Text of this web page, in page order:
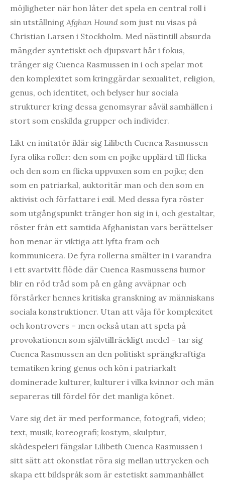
möjligheter när hon låter det spela en central roll i
sin utställning Afghan Hound som just nu visas på
Christian Larsen i Stockholm. Med nästintill absurda
mängder syntetiskt och djupsvart hår i fokus,
tränger sig Cuenca Rasmussen in i och spelar mot
den komplexitet som kringgärdar sexualitet, religion,
genus, och identitet, och belyser hur sociala
strukturer kring dessa genomsyrar såväl samhällen i
stort som enskilda grupper och individer.
Likt en imitatör iklär sig Lilibeth Cuenca Rasmussen
fyra olika roller: den som en pojke upplärd till flicka
och den som en flicka uppvuxen som en pojke; den
som en patriarkal, auktoritär man och den som en
aktivist och författare i exil. Med dessa fyra röster
som utgångspunkt tränger hon sig in i, och gestaltar,
röster från ett samtida Afghanistan vars berättelser
hon menar är viktiga att lyfta fram och
kommunicera. De fyra rollerna smälter in i varandra
i ett svartvitt flöde där Cuenca Rasmussens humor
blir en röd tråd som på en gång avväpnar och
förstärker hennes kritiska granskning av människans
sociala konstruktioner. Utan att väja för komplexitet
och kontrovers – men också utan att spela på
provokationen som självtillräckligt medel – tar sig
Cuenca Rasmussen an den politiskt sprängkraftiga
tematiken kring genus och kön i patriarkalt
dominerade kulturer, kulturer i vilka kvinnor och män
separeras till fördel för det manliga könet.
Vare sig det är med performance, fotografi, video;
text, musik, koreografi; kostym, skulptur,
skådespeleri fängslar Lilibeth Cuenca Rasmussen i
sitt sätt att okonstlat röra sig mellan uttrycken och
skapa ett bildspråk som är estetiskt sammanhållet